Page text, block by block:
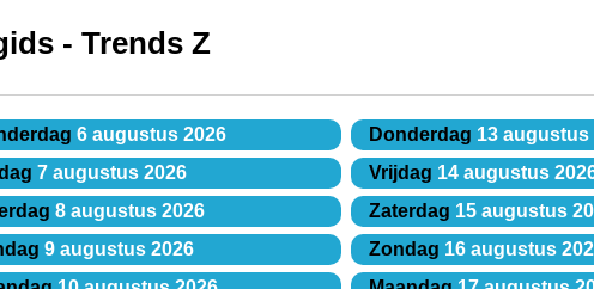
- Trends Z
6 augustus 2026
7 augustus 2026
8 augustus 2026
9 augustus 2026
Donderdag 13 augustus
Vrijdag 14 augustus
Zaterdag 15 augustus
Zondag 16 augustus